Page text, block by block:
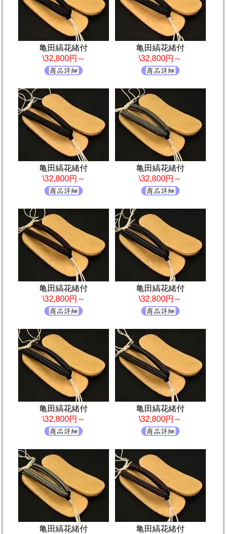
亀田縞花緒付
\32,800円～
亀田縞花緒付
\32,800円～
亀田縞花緒付
\32,800円～
亀田縞花緒付
\32,800円～
亀田縞花緒付
\32,800円～
亀田縞花緒付
\32,800円～
亀田縞花緒付
\32,800円～
亀田縞花緒付
\32,800円～
亀田縞花緒付
亀田縞花緒付